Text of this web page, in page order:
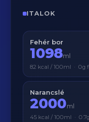
ITALOK
Fehér bor
1098ml
82 kcal / 100ml · 0g
Narancslé
2000ml
45 kcal / 100ml ·